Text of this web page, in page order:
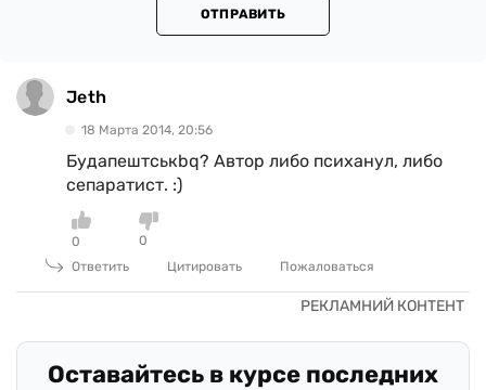
ОТПРАВИТЬ
Jeth
18 Марта 2014, 20:56
Будапештськbq? Автор либо психанул, либо
сепаратист. :)
0
0
Ответить
Цитировать Пожаловаться
Оставайтесь в курсе последних